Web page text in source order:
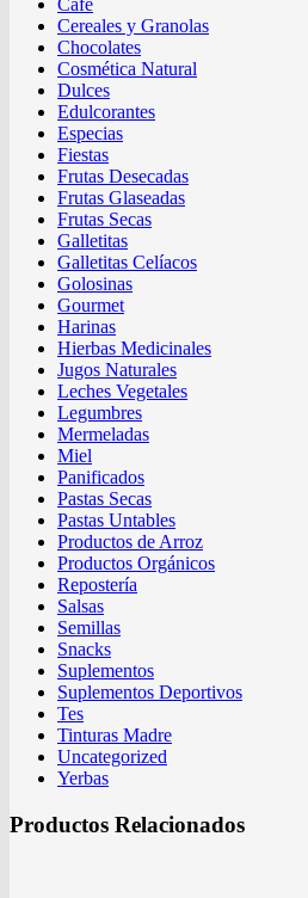
Cereales y Granolas
Chocolates
Cosmética Natural
Dulces
Edulcorantes
Especias
Fiestas
Frutas Desecadas
Frutas Glaseadas
Frutas Secas
Galletitas
Galletitas Celíacos
Golosinas
Gourmet
Harinas
Hierbas Medicinales
Jugos Naturales
Leches Vegetales
Legumbres
Mermeladas
Miel
Panificados
Pastas Secas
Pastas Untables
Productos de Arroz
Productos Orgánicos
Repostería
Salsas
Semillas
Snacks
Suplementos
Suplementos Deportivos
Tes
Tinturas Madre
Uncategorized
Yerbas
Productos Relacionados